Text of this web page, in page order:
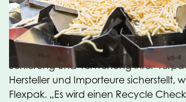
aus PET, PE, PP oder Derivaten wird in
Niederlanden von Verpact, ehemals
Afvalfonds Verpakkingen,
kollektive Umsetzung der
Sortierung und Verwertung ihrer
Hersteller und Importeure sicherstellt,
Flexpak. „Es wird einen Recycle